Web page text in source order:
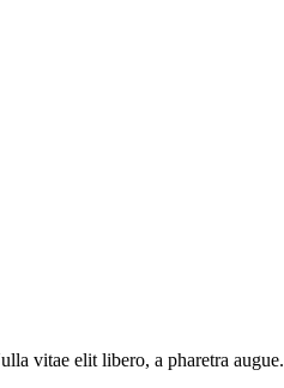
vitae elit libero, a pharetra augue.